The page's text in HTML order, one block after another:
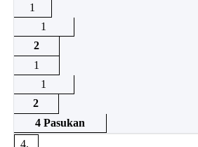
1
1
2
1
1
2
4 Pasukan
4.